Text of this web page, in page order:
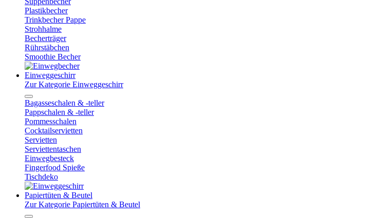
Plastikbecher
Trinkbecher Pappe
Strohhalme
Becherträger
Rührstäbchen
Smoothie Becher
Einweggeschirr
Zur Kategorie Einweggeschirr
Bagasseschalen & -teller
Pappschalen & -teller
Pommesschalen
Cocktailservietten
Servietten
Serviettentaschen
Einwegbesteck
Fingerfood Spieße
Tischdeko
Papiertüten & Beutel
Zur Kategorie Papiertüten & Beutel